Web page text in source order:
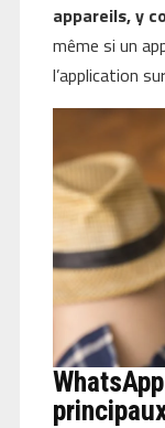
appareils, y
même si un
l’application